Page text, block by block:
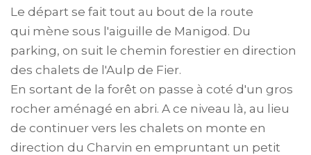
Le départ se fait tout au bout de la route
qui mène sous l'aiguille de Manigod. Du
parking, on suit le chemin forestier en direction
des chalets de l'Aulp de Fier.
En sortant de la forêt on passe à coté d'un gros
rocher aménagé en abri. A ce niveau là, au lieu
de continuer vers les chalets on monte en
direction du Charvin en empruntant un petit